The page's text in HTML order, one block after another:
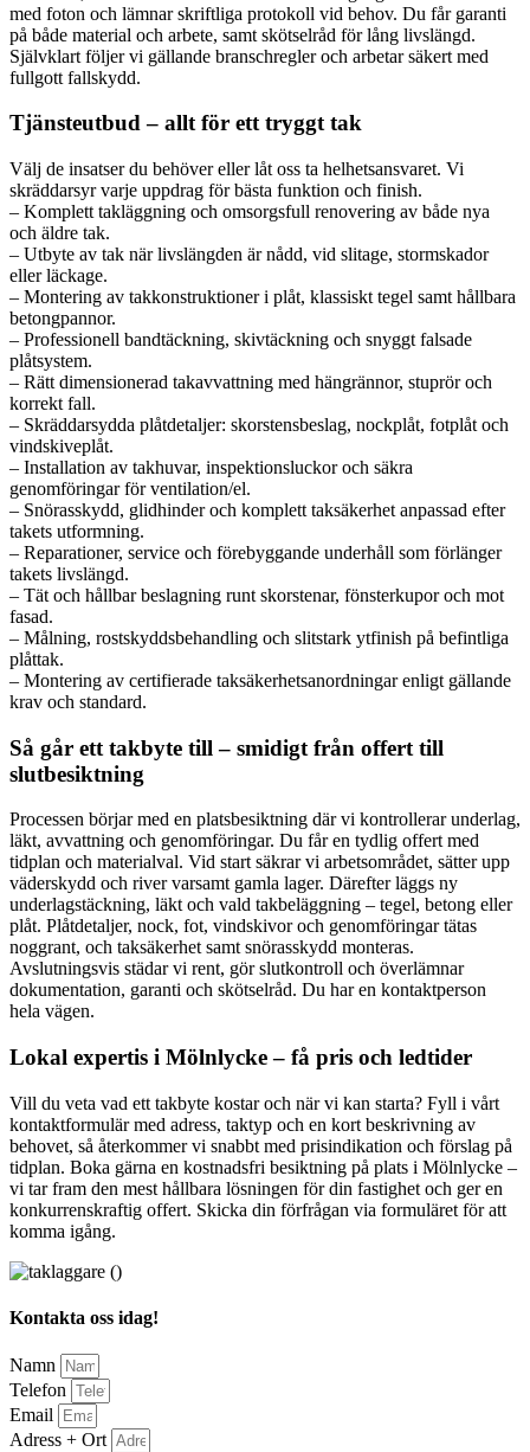
med foton och lämnar skriftliga protokoll vid behov. Du får garanti
på både material och arbete, samt skötselråd för lång livslängd.
Självklart följer vi gällande branschregler och arbetar säkert med
fullgott fallskydd.
Tjänsteutbud – allt för ett tryggt tak
Välj de insatser du behöver eller låt oss ta helhetsansvaret. Vi
skräddarsyr varje uppdrag för bästa funktion och finish.
– Komplett takläggning och omsorgsfull renovering av både nya
och äldre tak.
– Utbyte av tak när livslängden är nådd, vid slitage, stormskador
eller läckage.
– Montering av takkonstruktioner i plåt, klassiskt tegel samt hållbara
betongpannor.
– Professionell bandtäckning, skivtäckning och snyggt falsade
plåtsystem.
– Rätt dimensionerad takavvattning med hängrännor, stuprör och
korrekt fall.
– Skräddarsydda plåtdetaljer: skorstensbeslag, nockplåt, fotplåt och
vindskiveplåt.
– Installation av takhuvar, inspektionsluckor och säkra
genomföringar för ventilation/el.
– Snörasskydd, glidhinder och komplett taksäkerhet anpassad efter
takets utformning.
– Reparationer, service och förebyggande underhåll som förlänger
takets livslängd.
– Tät och hållbar beslagning runt skorstenar, fönsterkupor och mot
fasad.
– Målning, rostskyddsbehandling och slitstark ytfinish på befintliga
plåttak.
– Montering av certifierade taksäkerhetsanordningar enligt gällande
krav och standard.
Så går ett takbyte till – smidigt från offert till
slutbesiktning
Processen börjar med en platsbesiktning där vi kontrollerar underlag,
läkt, avvattning och genomföringar. Du får en tydlig offert med
tidplan och materialval. Vid start säkrar vi arbetsområdet, sätter upp
väderskydd och river varsamt gamla lager. Därefter läggs ny
underlagstäckning, läkt och vald takbeläggning – tegel, betong eller
plåt. Plåtdetaljer, nock, fot, vindskivor och genomföringar tätas
noggrant, och taksäkerhet samt snörasskydd monteras.
Avslutningsvis städar vi rent, gör slutkontroll och överlämnar
dokumentation, garanti och skötselråd. Du har en kontaktperson
hela vägen.
Lokal expertis i Mölnlycke – få pris och ledtider
Vill du veta vad ett takbyte kostar och när vi kan starta? Fyll i vårt
kontaktformulär med adress, taktyp och en kort beskrivning av
behovet, så återkommer vi snabbt med prisindikation och förslag på
tidplan. Boka gärna en kostnadsfri besiktning på plats i Mölnlycke –
vi tar fram den mest hållbara lösningen för din fastighet och ger en
konkurrenskraftig offert. Skicka din förfrågan via formuläret för att
komma igång.
Kontakta oss idag!
Namn
Telefon
Email
Adress + Ort